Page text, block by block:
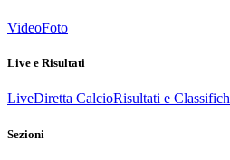
VideoFoto
Live e Risultati
LiveDiretta CalcioRisultati e
Sezioni